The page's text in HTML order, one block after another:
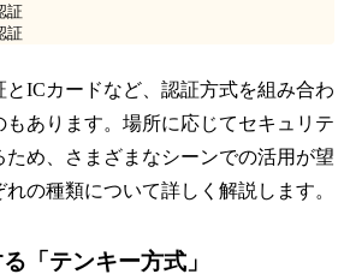
証
証
ICカードなど、認証方式を組み合わ
あります。場所に応じてセキュリテ
ため、さまざまなシーンでの活用が望
の種類について詳しく解説します。
「テンキー方式」